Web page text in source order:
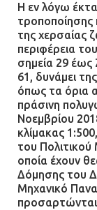
Η εν λόγω
της χερσαίας
περιφέρεια
σημεία 29
61, δυνάμει
όπως τα όρια
πράσινη
Νοεμβρίου
κλίμακας
του Πολιτικού
οποία έχουν
Δόμησης του
Μηχανικό